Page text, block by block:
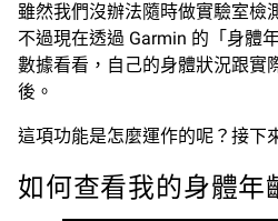
雖然我們沒辦法隨時做實驗室檢
不過現在透過 Garmin 的「身體
數據看看，自己的身體狀況跟實
後。
這項功能是怎麼運作的呢？接下
如何查看我的身體年